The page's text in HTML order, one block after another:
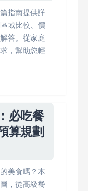
指南提供詳
域比較、價
答。從家庭
，幫助您輕
必吃餐
算規劃
美食嗎？本
，從高級餐